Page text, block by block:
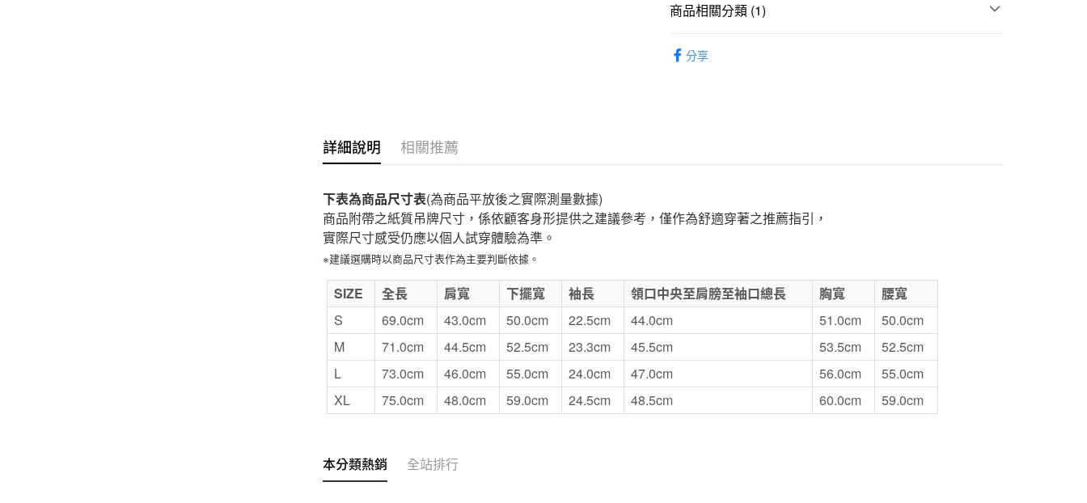
每筆NT$65，滿NT$1,000(含以上)免運費
付款後全家取貨
每筆NT$150，滿NT$2,000(含以上)免運費
免運費
商品相關分類 (1)
分享
詳細說明 相關推薦
下表為商品尺寸表(為商品平放後之實際測量數據)
商品附帶之紙質吊牌尺寸，係依顧客身形提供之建議參考，僅作為舒適穿著之推薦指引，
實際尺寸感受仍應以個人試穿體驗為準。
※建議選購時以商品尺寸表作為主要判斷依據。
SIZE 全長 肩寬 下擺寬 袖長 領口中央至肩膀至袖口總長 胸寬
腰寬
S
69.0cm 43.0cm 50.0cm 22.5cm 44.0cm 51.0cm
50.0cm
M
71.0cm 44.5cm 52.5cm 23.3cm 45.5cm 53.5cm
52.5cm
L
73.0cm 46.0cm 55.0cm 24.0cm 47.0cm 56.0cm
55.0cm
XL
75.0cm 48.0cm 59.0cm 24.5cm 48.5cm 60.0cm 59.0cm
本分類熱銷 全站排行